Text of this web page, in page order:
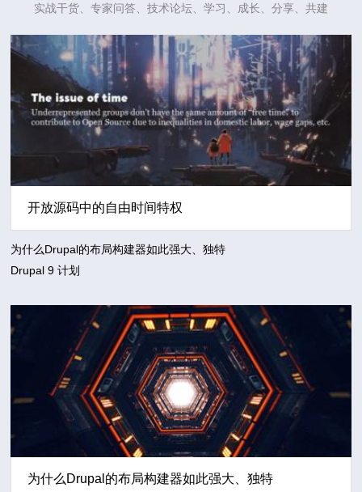
实战干货、专家问答、技术论坛、学习、成长、分享、共建
开放源码中的自由时间特权
为什么Drupal的布局构建器如此强大、独特
Drupal 9 计划
为什么Drupal的布局构建器如此强大、独特